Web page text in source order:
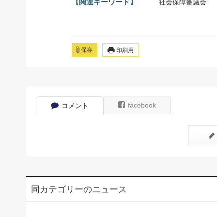
【関連キーワード】 社会保障審議会
保存 印刷用
コメント facebook
同カテゴリーのニュース